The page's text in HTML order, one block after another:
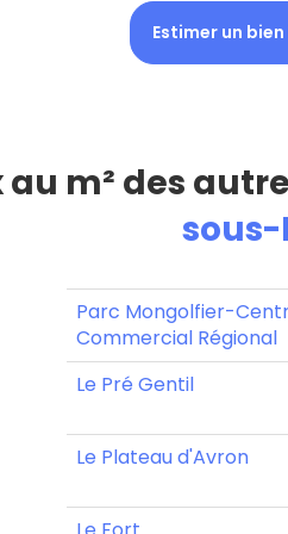
Estimer un
au m² des
sous-
Parc Mongolfier-
Commercial Régional
Le Pré Gentil
Le Plateau d'Avron